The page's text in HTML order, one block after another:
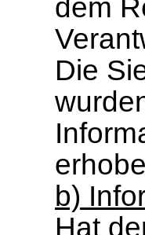
dem
Die
b)
Hat